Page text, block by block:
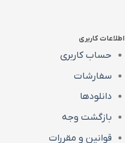
اطلاعات کاربری
حساب کاربری
سفارشات
دانلودها
بازگشت وجه
قوانین و مقررات